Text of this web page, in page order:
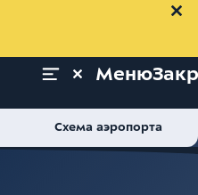
Меню
Схема аэропорта